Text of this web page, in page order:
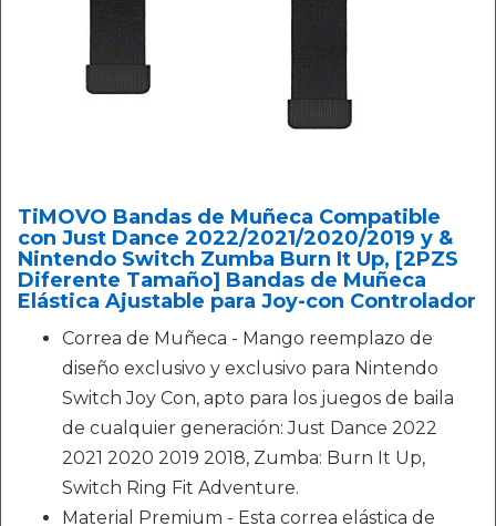
TiMOVO Bandas de Muñeca Compatible
con Just Dance 2022/2021/2020/2019 y &
Nintendo Switch Zumba Burn It Up, [2PZS
Diferente Tamaño] Bandas de Muñeca
Elástica Ajustable para Joy-con Controlador
Correa de Muñeca - Mango reemplazo de
diseño exclusivo y exclusivo para Nintendo
Switch Joy Con, apto para los juegos de baila
de cualquier generación: Just Dance 2022
2021 2020 2019 2018, Zumba: Burn It Up,
Switch Ring Fit Adventure.
Material Premium - Esta correa elástica de